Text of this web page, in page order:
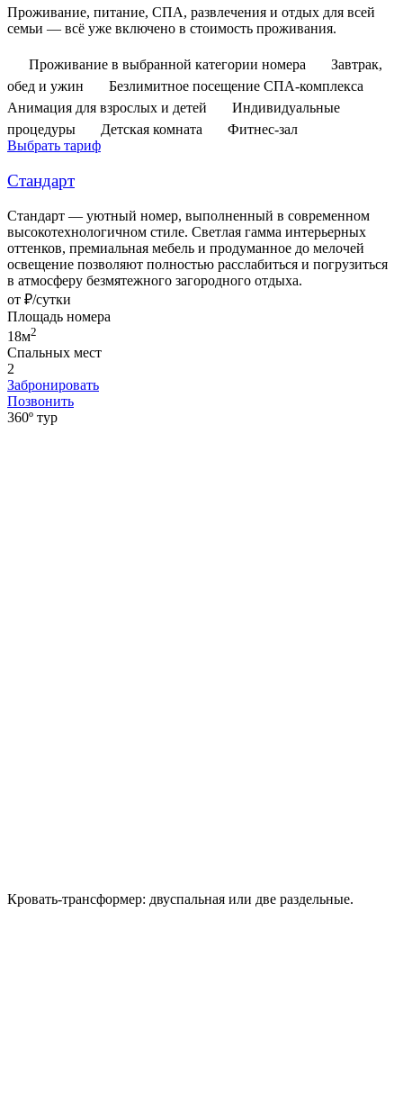
Проживание, питание, СПА, развлечения и отдых для всей
семьи — всё уже включено в стоимость проживания.
Проживание в выбранной категории номера
Завтрак,
обед и ужин
Безлимитное посещение СПА-комплекса
Анимация для взрослых и детей
Индивидуальные
процедуры
Детская комната
Фитнес-зал
Выбрать тариф
Стандарт
Стандарт — уютный номер, выполненный в современном
высокотехнологичном стиле. Светлая гамма интерьерных
оттенков, премиальная мебель и продуманное до мелочей
освещение позволяют полностью расслабиться и погрузиться
в атмосферу безмятежного загородного отдыха.
от ₽/сутки
Площадь номера
18м2
Спальных мест
2
Забронировать
Позвонить
360º тур
Кровать-трансформер: двуспальная или две раздельные.